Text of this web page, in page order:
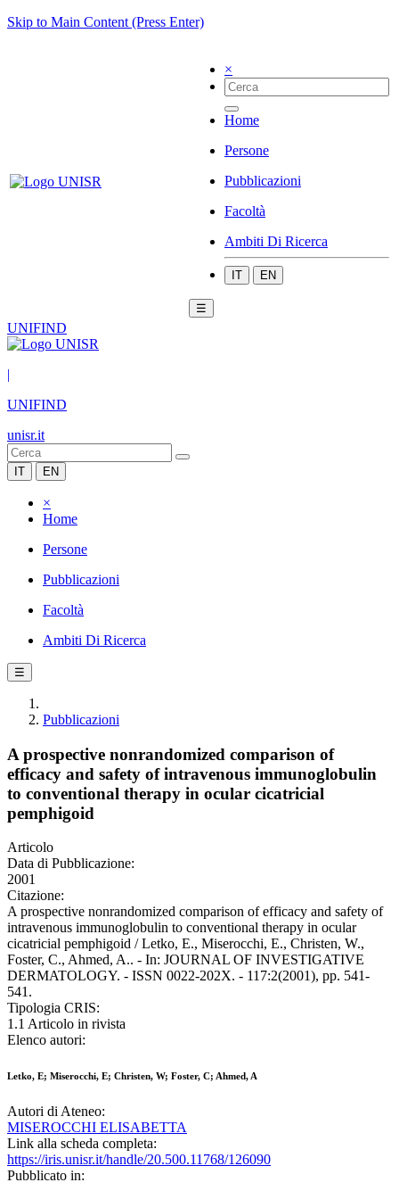
Skip to Main Content (Press Enter)
×
Home
Persone
Pubblicazioni
Facoltà
Ambiti Di Ricerca
IT EN
☰
UNIFIND
|
UNIFIND
unisr.it
IT EN
×
Home
Persone
Pubblicazioni
Facoltà
Ambiti Di Ricerca
☰
Pubblicazioni
A prospective nonrandomized comparison of
efficacy and safety of intravenous immunoglobulin
to conventional therapy in ocular cicatricial
pemphigoid
Articolo
Data di Pubblicazione:
2001
Citazione:
A prospective nonrandomized comparison of efficacy and safety of
intravenous immunoglobulin to conventional therapy in ocular
cicatricial pemphigoid / Letko, E., Miserocchi, E., Christen, W.,
Foster, C., Ahmed, A.. - In: JOURNAL OF INVESTIGATIVE
DERMATOLOGY. - ISSN 0022-202X. - 117:2(2001), pp. 541-
541.
Tipologia CRIS:
1.1 Articolo in rivista
Elenco autori:
Letko, E; Miserocchi, E; Christen, W; Foster, C; Ahmed, A
Autori di Ateneo:
MISEROCCHI ELISABETTA
Link alla scheda completa:
https://iris.unisr.it/handle/20.500.11768/126090
Pubblicato in: